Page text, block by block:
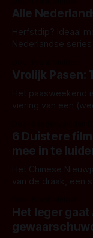
Hallows' Eve),
monsters en pompoenen! Hieronder
jij nog een
Alle
Herfstdip? Ideaal
Nederlandse series te bingen! Bij
Amsterdamned of
is niet beperkt tot
Vrolijk Pasen:
Het paasweekend
viering van een
Wordt je al moe bij
je met dodelijke
6 Duistere
mee in te
Het Chinese
van de draak, een
te eren, stellen we
perfect passen het
Het leger gaat